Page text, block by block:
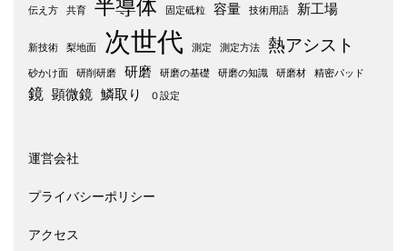
伝え方 共育 半導体 固定砥粒 容量 技術用語 新工場
新技術 梨地面 次世代 測定 測定方法 熱アシスト
砂かけ面 研削研磨 研磨 研磨の基礎 研磨の知識 研磨材 精密パッド
鏡 顕微鏡 鱗取り ０設定
運営会社
プライバシーポリシー
アクセス